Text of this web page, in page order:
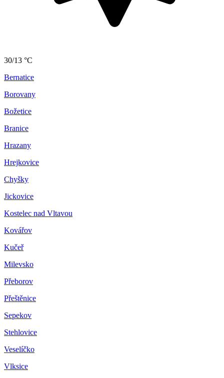
30/13 °C
Bernatice
Borovany
Božetice
Branice
Hrazany
Hrejkovice
Chyšky
Jickovice
Kostelec nad Vltavou
Kovářov
Kučeř
Milevsko
Přeborov
Přeštěnice
Sepekov
Stehlovice
Veselíčko
Vlksice